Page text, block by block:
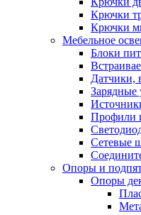
Крючки
Крючки
Мебельное
Блоки
Датчики,
Зарядные
Профили
Сетевые
Опоры и
Опоры